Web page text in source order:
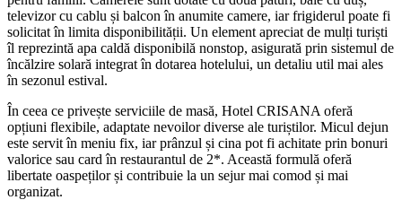
televizor cu cablu și balcon în anumite camere, iar frigiderul poate fi
solicitat în limita disponibilității. Un element apreciat de mulți turiști
îl reprezintă apa caldă disponibilă nonstop, asigurată prin sistemul de
încălzire solară integrat în dotarea hotelului, un detaliu util mai ales
în sezonul estival.
În ceea ce privește serviciile de masă, Hotel CRISANA oferă
opțiuni flexibile, adaptate nevoilor diverse ale turiștilor. Micul dejun
este servit în meniu fix, iar prânzul și cina pot fi achitate prin bonuri
valorice sau card în restaurantul de 2*. Această formulă oferă
libertate oaspeților și contribuie la un sejur mai comod și mai
organizat.